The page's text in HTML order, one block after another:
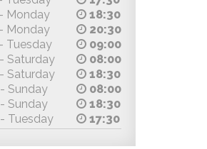
Monday
18:30
Monday
20:30
Tuesday
09:00
Saturday
08:00
Saturday
18:30
Sunday
08:00
Sunday
18:30
Tuesday
17:30